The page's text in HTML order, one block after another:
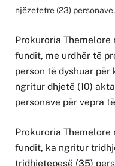
njëzetetre (23)
Prokuroria Themelore
fundit, me urdhër të
person të dyshuar për
ngritur dhjetë (10)
personave për vepra
Prokuroria Themelore
fundit, ka ngritur
tridhjetepesë (35)